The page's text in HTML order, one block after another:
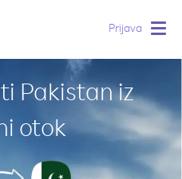
Prijava
Pakistan iz
otok